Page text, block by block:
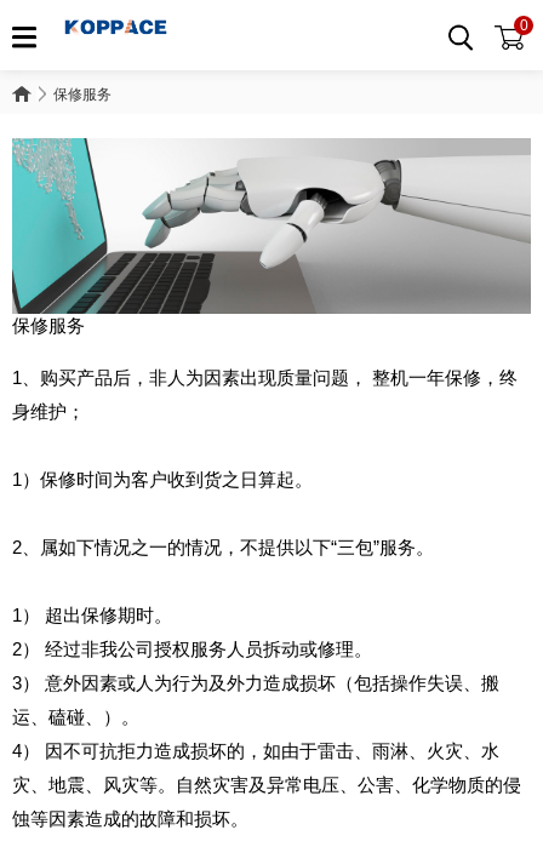
0
保修服务
保修服务
1、购买产品后，非人为因素出现质量问题， 整机一年保修，终
身维护；
1）保修时间为客户收到货之日算起。
2、属如下情况之一的情况，不提供以下“三包”服务。
1） 超出保修期时。
2） 经过非我公司授权服务人员拆动或修理。
3） 意外因素或人为行为及外力造成损坏（包括操作失误、搬
运、磕碰、）。
4） 因不可抗拒力造成损坏的，如由于雷击、雨淋、火灾、水
灾、地震、风灾等。自然灾害及异常电压、公害、化学物质的侵
蚀等因素造成的故障和损坏。